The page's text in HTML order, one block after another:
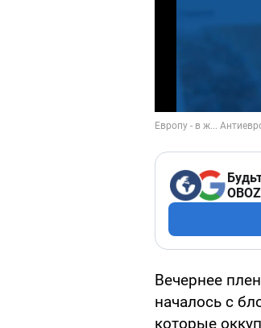
Вечернее
началось с
которые